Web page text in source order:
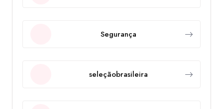
Segurança
seleçãobrasileira